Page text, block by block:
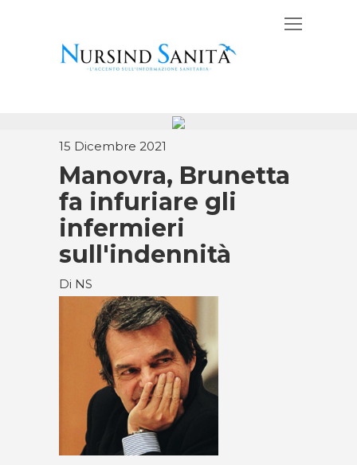
15 Dicembre 2021
Manovra, Brunetta
fa infuriare gli
infermieri
sull'indennità
Di NS